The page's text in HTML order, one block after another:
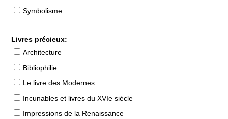
Symbolisme
Livres précieux:
Architecture
Bibliophilie
Le livre des Modernes
Incunables et livres du XVIe siècle
Impressions de la Renaissance